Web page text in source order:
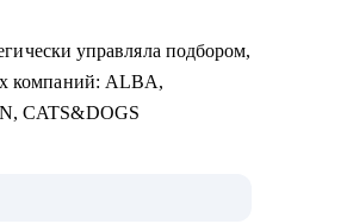
управляла подбором,
компаний: ALBA,
CATS&DOGS
Отели / Рестораны /